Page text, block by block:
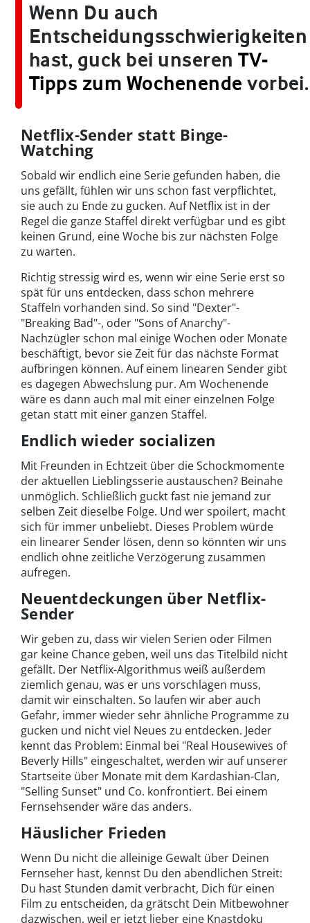
Wenn Du auch
Entscheidungsschwierigkeiten
hast, guck bei unserenTV-
Tipps zum Wochenende vorbei.
Netflix-Sender statt Binge-
Watching
Sobald wir endlich eine Serie gefunden haben, die
uns gefällt, fühlen wir uns schon fast verpflichtet,
sie auch zu Ende zu gucken. Auf Netflix ist in der
Regel die ganze Staffel direkt verfügbar und es gibt
keinen Grund, eine Woche bis zur nächsten Folge
zu warten.
Richtig stressig wird es, wenn wir eine Serie erst so
spät für uns entdecken, dass schon mehrere
Staffeln vorhanden sind. So sind "Dexter"-
"Breaking Bad"-, oder "Sons of Anarchy"-
Nachzügler schon mal einige Wochen oder Monate
beschäftigt, bevor sie Zeit für das nächste Format
aufbringen können. Auf einem linearen Sender gibt
es dagegen Abwechslung pur. Am Wochenende
wäre es dann auch mal mit einer einzelnen Folge
getan statt mit einer ganzen Staffel.
Endlich wieder socializen
Mit Freunden in Echtzeit über die Schockmomente
der aktuellen Lieblingsserie austauschen? Beinahe
unmöglich. Schließlich guckt fast nie jemand zur
selben Zeit dieselbe Folge. Und wer spoilert, macht
sich für immer unbeliebt. Dieses Problem würde
ein linearer Sender lösen, denn so könnten wir uns
endlich ohne zeitliche Verzögerung zusammen
aufregen.
Neuentdeckungen über Netflix-
Sender
Wir geben zu, dass wir vielen Serien oder Filmen
gar keine Chance geben, weil uns das Titelbild nicht
gefällt. Der Netflix-Algorithmus weiß außerdem
ziemlich genau, was er uns vorschlagen muss,
damit wir einschalten. So laufen wir aber auch
Gefahr, immer wieder sehr ähnliche Programme zu
gucken und nicht viel Neues zu entdecken. Jeder
kennt das Problem: Einmal bei "Real Housewives of
Beverly Hills" eingeschaltet, werden wir auf unserer
Startseite über Monate mit dem Kardashian-Clan,
"Selling Sunset" und Co. konfrontiert. Bei einem
Fernsehsender wäre das anders.
Häuslicher Frieden
Wenn Du nicht die alleinige Gewalt über Deinen
Fernseher hast, kennst Du den abendlichen Streit:
Du hast Stunden damit verbracht, Dich für einen
Film zu entscheiden, da grätscht Dein Mitbewohner
dazwischen, weil er jetzt lieber eine Knastdoku